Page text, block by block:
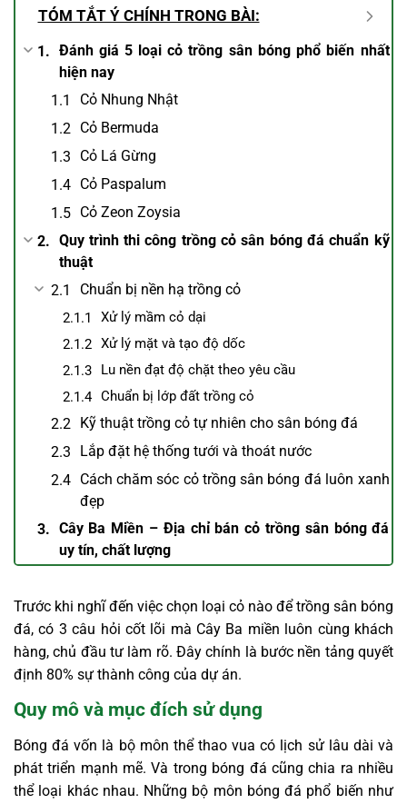
TÓM TẮT Ý CHÍNH TRONG BÀI:
Đánh giá 5 loại cỏ trồng sân bóng phổ biến nhất
hiện nay
Cỏ Nhung Nhật
Cỏ Bermuda
Cỏ Lá Gừng
Cỏ Paspalum
Cỏ Zeon Zoysia
Quy trình thi công trồng cỏ sân bóng đá chuẩn kỹ
thuật
Chuẩn bị nền hạ trồng cỏ
Xử lý mầm cỏ dại
Xử lý mặt và tạo độ dốc
Lu nền đạt độ chặt theo yêu cầu
Chuẩn bị lớp đất trồng cỏ
Kỹ thuật trồng cỏ tự nhiên cho sân bóng đá
Lắp đặt hệ thống tưới và thoát nước
Cách chăm sóc cỏ trồng sân bóng đá luôn xanh
đẹp
Cây Ba Miền – Địa chỉ bán cỏ trồng sân bóng đá
uy tín, chất lượng
Trước khi nghĩ đến việc chọn loại cỏ nào để trồng sân bóng
đá, có 3 câu hỏi cốt lõi mà Cây Ba miền luôn cùng khách
hàng, chủ đầu tư làm rõ. Đây chính là bước nền tảng quyết
định 80% sự thành công của dự án.
Quy mô và mục đích sử dụng
Bóng đá vốn là bộ môn thể thao vua có lịch sử lâu dài và
phát triển mạnh mẽ. Và trong bóng đá cũng chia ra nhiều
thể loại khác nhau. Những bộ môn bóng đá phổ biến như